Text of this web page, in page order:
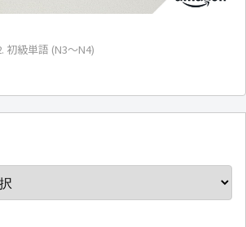
初級単語 (N3～N4)